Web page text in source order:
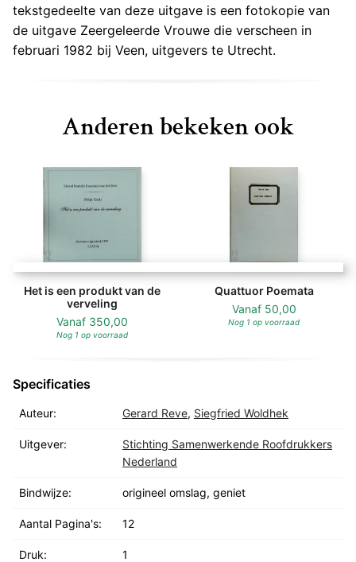
tekstgedeelte van deze uitgave is een fotokopie van
de uitgave Zeergeleerde Vrouwe die verscheen in
februari 1982 bij Veen, uitgevers te Utrecht.
Anderen bekeken ook
Het is een produkt van de
verveling
Vanaf 350,00
Nog 1 op voorraad
Quattuor Poemata
Vanaf 50,00
Nog 1 op voorraad
Specificaties
Auteur: Gerard Reve, Siegfried Woldhek
Uitgever:
Stichting Samenwerkende Roofdrukkers
Nederland
Bindwijze: origineel omslag, geniet
Aantal Pagina's: 12
Druk: 1